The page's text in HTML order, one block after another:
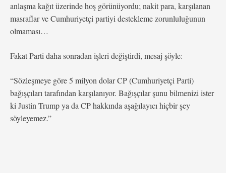
anlaşma kağıt üzerinde hoş görünüyordu; nakit para, karşılanan
masraflar ve Cumhuriyetçi partiyi destekleme zorunluluğunun
olmaması…
Fakat Parti daha sonradan işleri değiştirdi, mesaj şöyle:
“Sözleşmeye göre 5 milyon dolar CP (Cumhuriyetçi Parti)
bağışçıları tarafından karşılanıyor. Bağışçılar şunu bilmenizi ister
ki Justin Trump ya da CP hakkında aşağılayıcı hiçbir şey
söyleyemez.”